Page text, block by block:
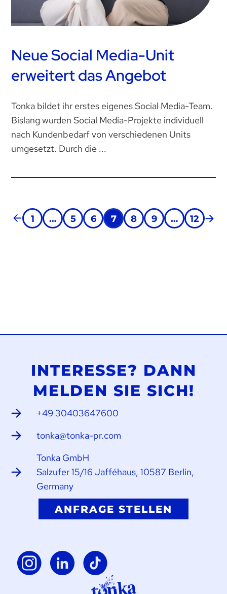
Neue Social Media-Unit
erweitert das Angebot
Tonka bildet ihr erstes eigenes Social Media-Team.
Bislang wurden Social Media-Projekte individuell
nach Kundenbedarf von verschiedenen Units
umgesetzt. Durch die ...
1 … 5 6 7 8 9 … 12
INTERESSE? DANN
MELDEN SIE SICH!
+49 30403647600
tonka@tonka-pr.com
Tonka GmbH
Salzufer 15/16 Jafféhaus, 10587 Berlin,
Germany
ANFRAGE STELLEN